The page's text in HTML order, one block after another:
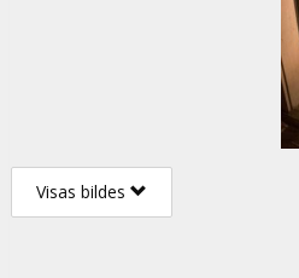
Visas bildes